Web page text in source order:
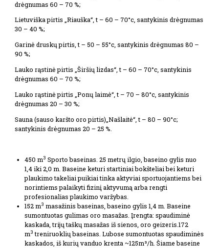
drėgnumas 60 – 70 %;
Lietuviška pirtis „Riauška“, t – 60 – 70°c, santykinis drėgnumas
30 – 40 %;
Garinė druskų pirtis, t – 50 – 55°c, santykinis drėgnumas 80 –
90 %;
Lauko rąstinė pirtis „Širšių lizdas“, t – 60 – 70°c, santykinis
drėgnumas 60 – 70 %;
Lauko rąstinė pirtis „Ponų laimė“, t – 70 – 80°c, santykinis
drėgnumas 20 – 30 %;
Sauna (sauso karšto oro pirtis)„Našlaitė“, t – 80 – 90°c;
santykinis drėgnumas 20 – 25 %.
450 m3 Sporto baseinas. 25 metrų ilgio, baseino gylis nuo
1,4 iki 2,0 m. Baseine keturi startiniai bokšteliai bei keturi
plaukimo takeliai puikiai tinka aktyviai sportuojantiems bei
norintiems palaikyti fizinį aktyvumą arba rengti
profesionalias plaukimo varžybas.
152 m3 masažinis baseinas, baseino gylis 1,4 m. Baseine
sumontuotas gulimas oro masažas. Įrengta: spaudiminė
kaskada, trijų taškų masažas iš sienos, oro geizeris.172
m3 treniruoklių baseinas. Lubose sumontuotas spaudiminės
kaskados, iš kurių vanduo krenta ~125m³/h. Šiame baseine